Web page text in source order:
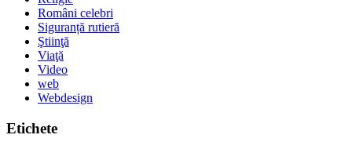
Români celebri
Siguranță rutieră
Ştiinţă
Viaţă
Video
web
Webdesign
Etichete